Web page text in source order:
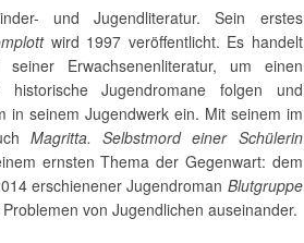
und Jugendliteratur. Sein erstes
wird 1997 veröffentlicht. Es handelt
Erwachsenenliteratur, um einen
historische Jugendromane folgen und
in seinem Jugendwerk ein. Mit seinem im
Magritta. Selbstmord einer Schülerin
ernsten Thema der Gegenwart: dem
erschienener Jugendroman Blutgruppe
von Jugendlichen auseinander.